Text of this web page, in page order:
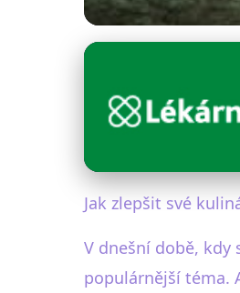
· 5 min čtení ·
Jak zlepšit své
V dnešní době, kdy
populárnější téma.